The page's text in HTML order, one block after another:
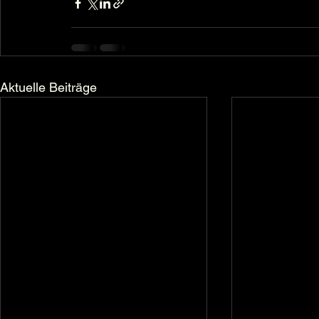
Aktuelle Beiträge